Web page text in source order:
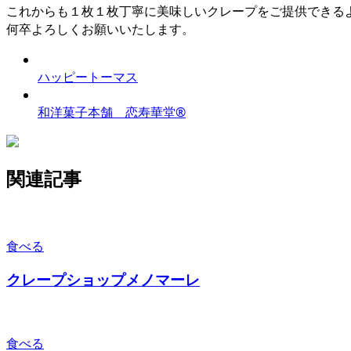
これからも１枚１枚丁寧に美味しいクレープをご提供できる
何卒よろしくお願いいたします。
ハッピートーマス
和洋菓子本舗 恋寿華堂®
関連記事
食べる
クレープショップメノマーレ
食べる